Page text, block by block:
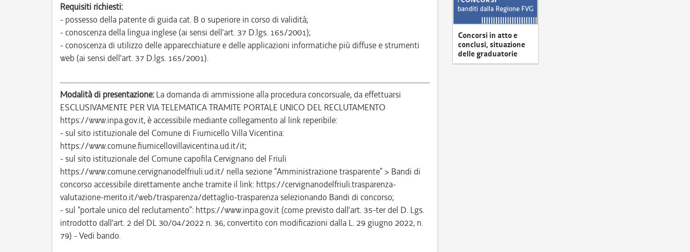
Requisiti richiesti:
- possesso della patente di guida cat. B o superiore in corso di validità;
- conoscenza della lingua inglese (ai sensi dell’art. 37 D.lgs. 165/2001);
- conoscenza di utilizzo delle apparecchiature e delle applicazioni informatiche più diffuse e strumenti
web (ai sensi dell’art. 37 D.lgs. 165/2001).
Modalità di presentazione: La domanda di ammissione alla procedura concorsuale, da effettuarsi
ESCLUSIVAMENTE PER VIA TELEMATICA TRAMITE PORTALE UNICO DEL RECLUTAMENTO
https://www.inpa.gov.it, è accessibile mediante collegamento al link reperibile:
- sul sito istituzionale del Comune di Fiumicello Villa Vicentina:
https://www.comune.fiumicellovillavicentina.ud.it/it;
- sul sito istituzionale del Comune capofila Cervignano del Friuli
https://www.comune.cervignanodelfriuli.ud.it/ nella sezione “Amministrazione trasparente” > Bandi di
concorso accessibile direttamente anche tramite il link: https://cervignanodelfriuli.trasparenza-
valutazione-merito.it/web/trasparenza/dettaglio-trasparenza selezionando Bandi di concorso;
- sul “portale unico del reclutamento”: https://www.inpa.gov.it (come previsto dall’art. 35-ter del D. Lgs.
introdotto dall’art. 2 del DL 30/04/2022 n. 36, convertito con modificazioni dalla L. 29 giugno 2022, n.
79) - Vedi bando.
Concorsi in atto e
conclusi, situazione
delle graduatorie